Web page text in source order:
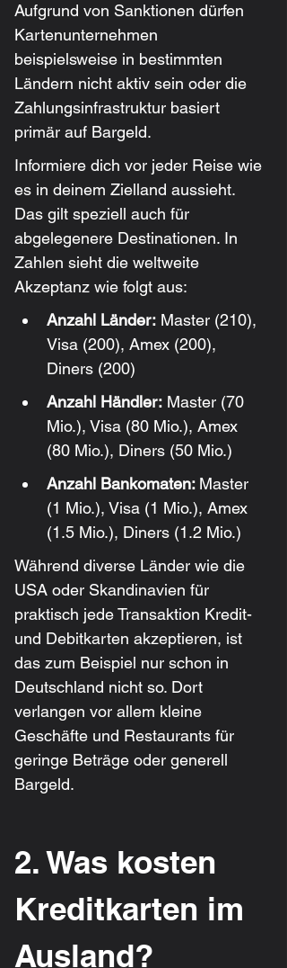
Aufgrund von Sanktionen dürfen
Kartenunternehmen
beispielsweise in bestimmten
Ländern nicht aktiv sein oder die
Zahlungsinfrastruktur basiert
primär auf Bargeld.
Informiere dich vor jeder Reise wie
es in deinem Zielland aussieht.
Das gilt speziell auch für
abgelegenere Destinationen. In
Zahlen sieht die weltweite
Akzeptanz wie folgt aus:
Anzahl Länder: Master (210),
Visa (200), Amex (200),
Diners (200)
Anzahl Händler: Master (70
Mio.), Visa (80 Mio.), Amex
(80 Mio.), Diners (50 Mio.)
Anzahl Bankomaten: Master
(1 Mio.), Visa (1 Mio.), Amex
(1.5 Mio.), Diners (1.2 Mio.)
Während diverse Länder wie die
USA oder Skandinavien für
praktisch jede Transaktion Kredit-
und Debitkarten akzeptieren, ist
das zum Beispiel nur schon in
Deutschland nicht so. Dort
verlangen vor allem kleine
Geschäfte und Restaurants für
geringe Beträge oder generell
Bargeld.
2. Was kosten
Kreditkarten im
Ausland?